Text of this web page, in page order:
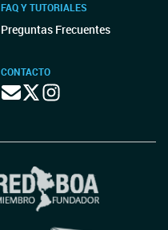
FAQ Y TUTORIALES
Preguntas Frecuentes
CONTACTO